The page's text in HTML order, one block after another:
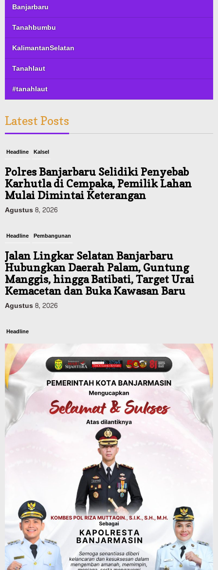
Banjarbaru
Tanahbumbu
KalimantanSelatan
Tanahlaut
#tanahlaut
Latest Posts
Headline Kalsel
Polres Banjarbaru Selidiki Penyebab
Karhutla di Cempaka, Pemilik Lahan
Mulai Dimintai Keterangan
Agustus 8, 2026
Headline Pembangunan
Jalan Lingkar Selatan Banjarbaru
Hubungkan Daerah Palam, Guntung
Manggis, hingga Batibati, Target Urai
Kemacetan dan Buka Kawasan Baru
Agustus 8, 2026
Headline
Panaskan Kembali Arena Panjat Tebing,
FPTI Banjarmasin Siapkan Sirkuit se-
Kalsel
Agustus 8, 2026
Sosial & Keagamaan
Hari Pramuka ke-65, Kwarcab
Banjarmasin Ziarah ke Makam Pangeran
Antasari dan Gelar Ulang Janji
Advertorial Dinas Kehutanan Kalsel
Api Sempat Berkobar, Karhutla di
Tahura Sultan Adam Berhasil
Dikendalikan
Agustus 8, 2026